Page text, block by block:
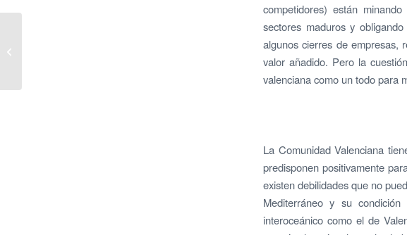
competidores) están
sectores maduros y
algunos cierres de empresas,
valor añadido. Pero la
valenciana como un todo para
La Comunidad Valenciana
predisponen positivamente
existen debilidades que no
Mediterráneo y su
interoceánico como el de